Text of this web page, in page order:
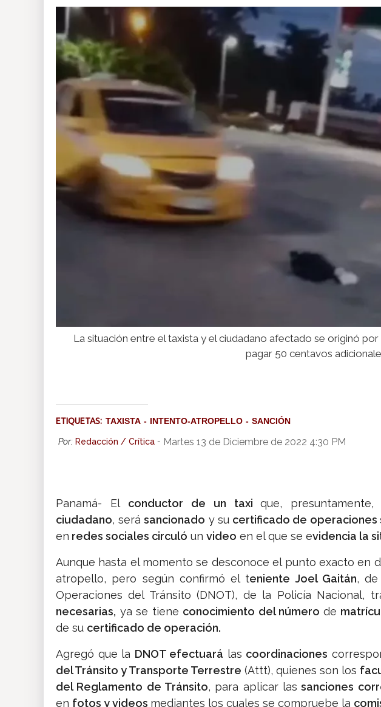
La situación entre el taxista y el ciudadano afectado se originó
pagar 50 centavos
ETIQUETAS: TAXISTA INTENTO-ATROPELLO SANCIÓN
Por: Redacción / Crítica - Martes 13 de Diciembre de 2022 4:30 PM
Panamá- Elconductor de un taxique, presuntamente,
ciudadano, será sancionado y su certificado de operaciones
en redes sociales circuló un video en el que se evidencia la
Aunque hasta el momento se desconoce el punto exacto en
atropello, pero según confirmó el teniente Joel Gaitán, de
Operaciones del Tránsito (DNOT), de la Policía Nacional,
necesarias, ya se tiene conocimiento del número de
de su certificado de operación.
Agregó que la DNOT efectuará las coordinaciones
del Tránsito y Transporte Terrestre (Attt), quienes son los
del Reglamento de Tránsito, para aplicar las sanciones
en fotos y videos mediantes los cuales se compruebe la